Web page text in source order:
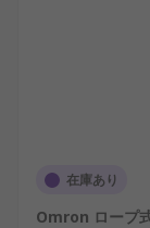
在庫あり
Omron ロープ